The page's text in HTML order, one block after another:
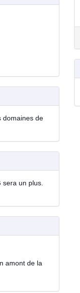
domaines de
un plus.
amont de la